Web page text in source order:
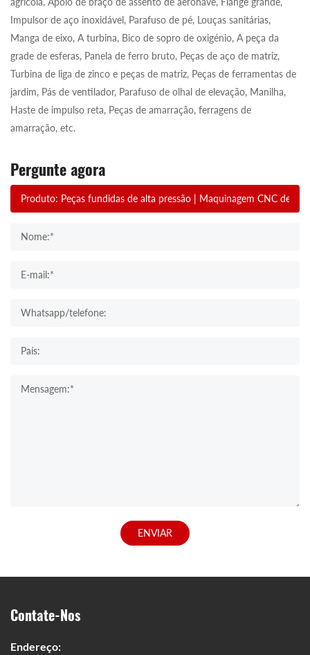
Impulsor de aço inoxidável, Parafuso de pé, Louças sanitárias,
Manga de eixo, A turbina, Bico de sopro de oxigénio, A peça da
grade de esferas, Panela de ferro bruto, Peças de aço de matriz,
Turbina de liga de zinco e peças de matriz, Peças de ferramentas de
jardim, Pás de ventilador, Parafuso de olhal de elevação, Manilha,
Haste de impulso reta, Peças de amarração, ferragens de
amarração, etc.
Pergunte agora
ENVIAR
Contate-Nos
Endereço: